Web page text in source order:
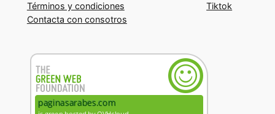
Términos y condiciones
Contacta con consotros
Tiktok